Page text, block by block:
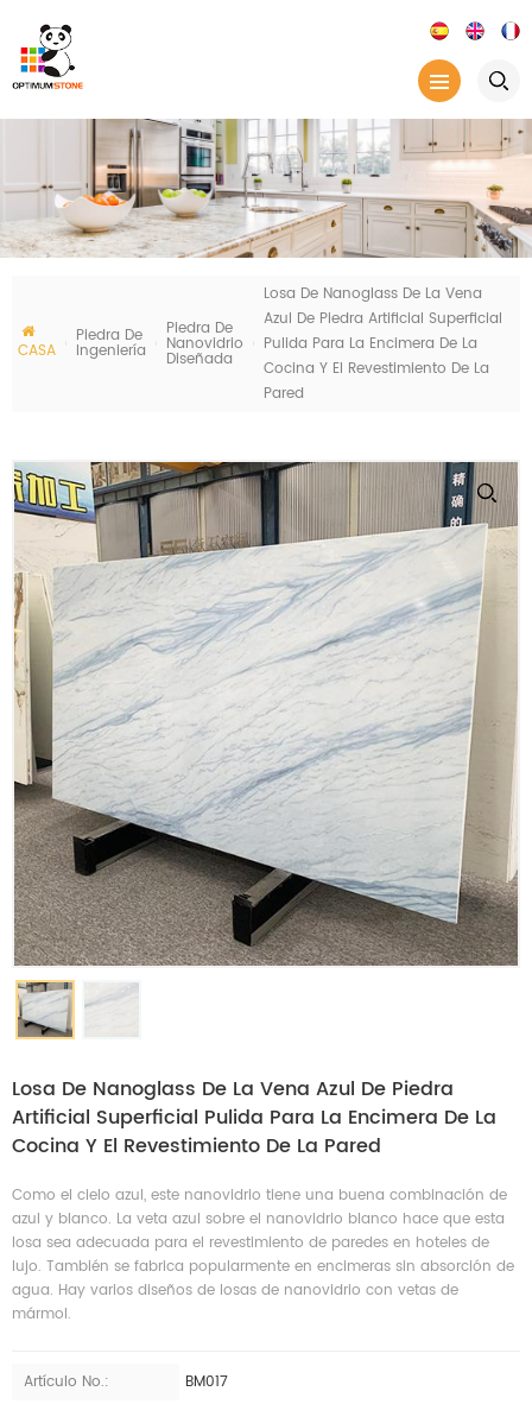
CASA
Piedra De
Ingeniería
Piedra De
Nanovidrio
Diseñada
Losa De Nanoglass De La Vena
Azul De Piedra Artificial Superficial
Pulida Para La Encimera De La
Cocina Y El Revestimiento De La
Pared
Losa De Nanoglass De La Vena Azul De Piedra
Artificial Superficial Pulida Para La Encimera De La
Cocina Y El Revestimiento De La Pared
Como el cielo azul, este nanovidrio tiene una buena combinación de
azul y blanco. La veta azul sobre el nanovidrio blanco hace que esta
losa sea adecuada para el revestimiento de paredes en hoteles de
lujo. También se fabrica popularmente en encimeras sin absorción de
agua. Hay varios diseños de losas de nanovidrio con vetas de
mármol.
Artículo No.: BM017